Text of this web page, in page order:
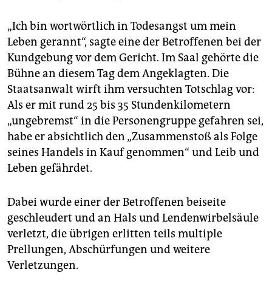
„Ich bin wortwörtlich in Todesangst um mein
Leben gerannt“, sagte eine der Betroffenen bei der
Kundgebung vor dem Gericht. Im Saal gehörte die
Bühne an diesem Tag dem Angeklagten. Die
Staatsanwalt wirft ihm versuchten Totschlag vor:
Als er mit rund 25 bis 35 Stundenkilometern
„ungebremst“ in die Personengruppe gefahren sei,
habe er absichtlich den „Zusammenstoß als Folge
seines Handels in Kauf genommen“ und Leib und
Leben gefährdet.
Dabei wurde einer der Betroffenen beiseite
geschleudert und an Hals und Lendenwirbelsäule
verletzt, die übrigen erlitten teils multiple
Prellungen, Abschürfungen und weitere
Verletzungen.